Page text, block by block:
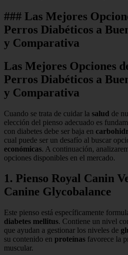
### Las Mejores
Perros Diabéticos a
y Comparativa
Las Mejores Opciones
Perros Diabéticos a
y Comparativa
Cuando se trata de cuidar la salud de
elección del pienso adecuado es
con diabetes debe ser baja en
cual puede ser un desafío al buscar
económicas. A continuación,
opciones disponibles en el mercado.
1. Pienso Royal Canin
Canine Glycobalance
Este pienso está específicamente
diabetes mellitus. Contiene un nivel
que ayudan a gestionar los niveles de
su contenido en proteínas favorece la
muscular.